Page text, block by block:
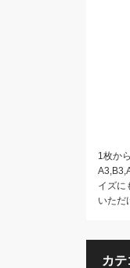
1枚か
イズに
いただ
カ